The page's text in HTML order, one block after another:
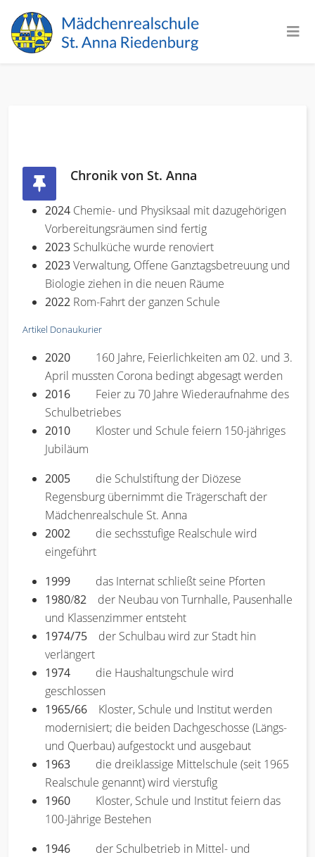
Chronik von St. Anna
2024 Chemie- und Physiksaal mit dazugehörigen
Vorbereitungsräumen sind fertig
2023 Schulküche wurde renoviert
2023Verwaltung, Offene Ganztagsbetreuung und
Biologie ziehen in die neuen Räume
2022 Rom-Fahrt der ganzen Schule
Artikel Donaukurier
2020
160 Jahre, Feierlichkeiten am 02. und 3.
April mussten Corona bedingt abgesagt werden
2016 Feier zu 70 Jahre Wiederaufnahme des
Schulbetriebes
2010 Kloster und Schule feiern 150-jähriges
Jubiläum
2005 die Schulstiftung der Diözese
Regensburg übernimmt die Trägerschaft der
Mädchenrealschule St. Anna
2002 die sechsstufige Realschule wird
eingeführt
1999 das Internat schließt seine Pforten
1980/82 der Neubau von Turnhalle, Pausenhalle
und Klassenzimmer entsteht
1974/75 der Schulbau wird zur Stadt hin
verlängert
1974 die Haushaltungschule wird
geschlossen
1965/66 Kloster, Schule und Institut werden
modernisiert; die beiden Dachgeschosse (Längs-
und Querbau) aufgestockt und ausgebaut
1963 die dreiklassige Mittelschule (seit 1965
Realschule genannt) wird vierstufig
1960 Kloster, Schule und Institut feiern das
100-Jährige Bestehen
1946 der Schulbetrieb in Mittel- und